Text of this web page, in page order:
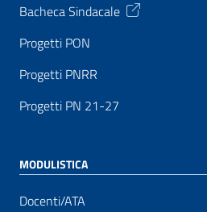
Bacheca Sindacale
Progetti PON
Progetti PNRR
Progetti PN 21-27
MODULISTICA
Docenti/ATA